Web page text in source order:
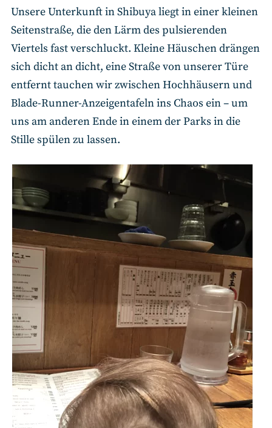
Unsere Unterkunft in Shibuya liegt in einer kleinen
Seitenstraße, die den Lärm des pulsierenden
Viertels fast verschluckt. Kleine Häuschen drängen
sich dicht an dicht, eine Straße von unserer Türe
entfernt tauchen wir zwischen Hochhäusern und
Blade-Runner-Anzeigentafeln ins Chaos ein – um
uns am anderen Ende in einem der Parks in die
Stille spülen zu lassen.